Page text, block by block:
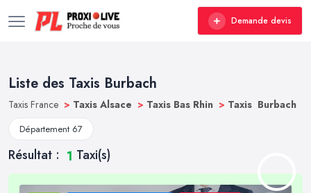
Demande devis
Liste des Taxis Burbach
Taxis France > Taxis Alsace > Taxis Bas Rhin > Taxis Burbach
Département 67
Résultat : 1 Taxi(s)